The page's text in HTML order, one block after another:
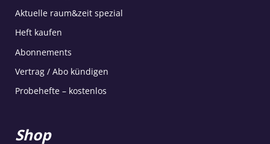
Aktuelle raum&zeit spezial
Heft kaufen
Abonnements
Vertrag / Abo kündigen
Probehefte – kostenlos
Shop